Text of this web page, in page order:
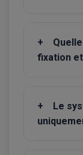
+
fixation
+
Le